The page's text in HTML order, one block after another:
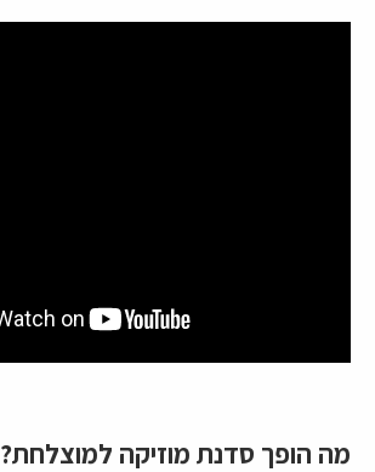
מה הופך סדנת מוזיקה למוצלחת?